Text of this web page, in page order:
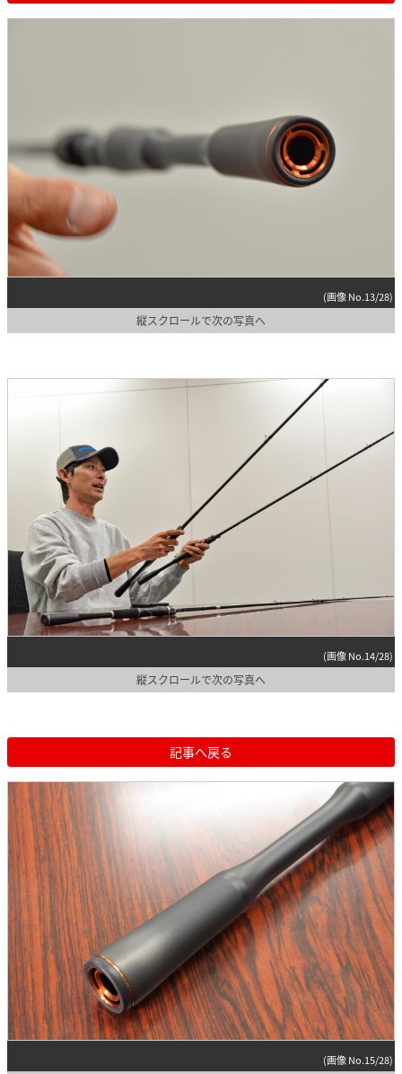
(画像 No.13/28)
縦スクロールで次の写真へ
(画像 No.14/28)
縦スクロールで次の写真へ
記事へ戻る
(画像 No.15/28)